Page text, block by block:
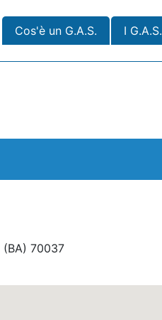
Cos'è un G.A.S. I G.A.S.
(BA) 70037